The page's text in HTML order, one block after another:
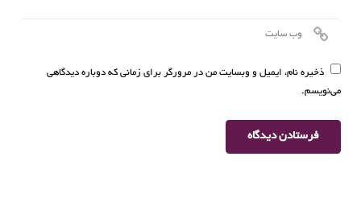
ذخیره نام، ایمیل و وبسایت من در مرورگر برای زمانی که دوباره دیدگاهی
می‌نویسم.